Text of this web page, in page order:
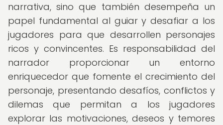
narrativa, sino que también desempeña un
papel fundamental al guiar y desafiar a los
jugadores para que desarrollen personajes
ricos y convincentes. Es responsabilidad del
narrador proporcionar un entorno
enriquecedor que fomente el crecimiento del
personaje, presentando desafíos, conflictos y
dilemas que permitan a los jugadores
explorar las motivaciones, deseos y temores